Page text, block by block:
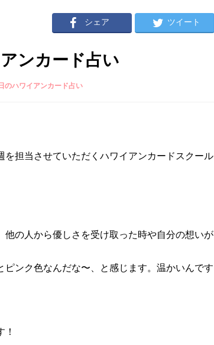
シェア ツイート
ンカード占い
のハワイアンカード占い
担当させていただくハワイアンカードスクール
の人から優しさを受け取った時や自分の想いが
ンク色なんだな〜、と感じます。温かいんです